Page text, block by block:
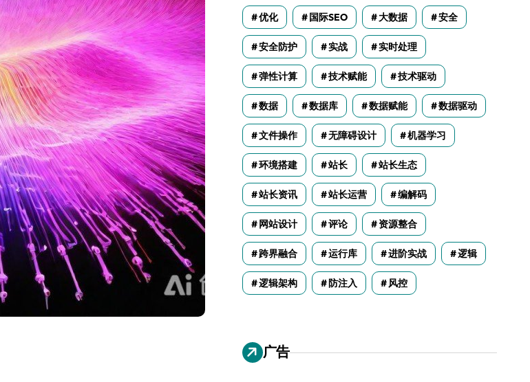
优化 国际SEO 大数据 安全
安全防护 实战 实时处理
弹性计算 技术赋能 技术驱动
数据 数据库 数据赋能 数据驱动
文件操作 无障碍设计 机器学习
环境搭建 站长 站长生态
站长资讯 站长运营 编解码
网站设计 评论 资源整合
跨界融合 运行库 进阶实战 逻辑
逻辑架构 防注入 风控
广告